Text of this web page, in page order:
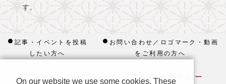
す。
記事・イベントを投稿
したい方へ
お問い合わせ／ロゴマーク・動画
をご利用の方へ
プライバシーポリシー Cookieポリシー
On our website we use some cookies. These